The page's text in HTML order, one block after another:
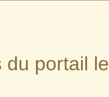
du portail